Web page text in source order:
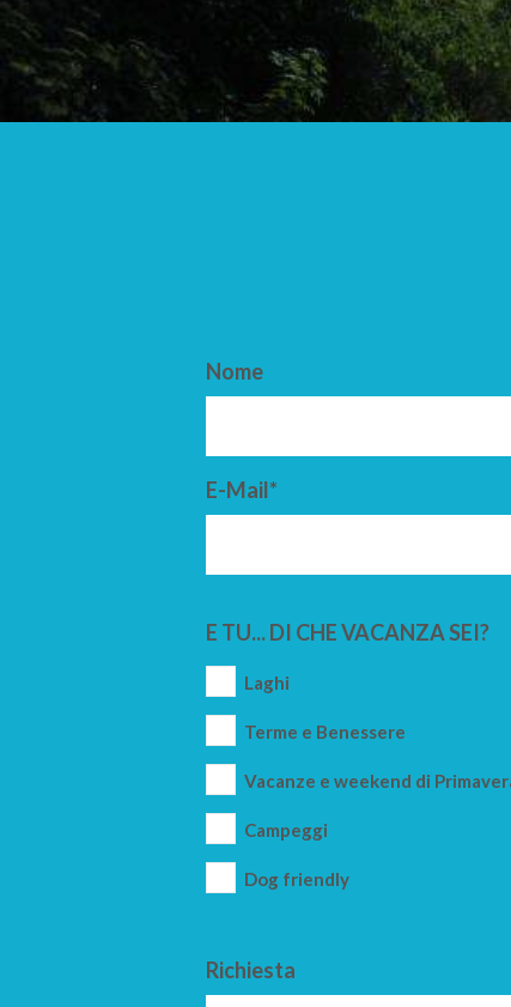
ARRIVO
Nome
E-Mail*
E TU... DI CHE VACANZA SEI?
Laghi
Terme e Benessere
Vacanze e weekend di
Campeggi
Dog friendly
Richiesta